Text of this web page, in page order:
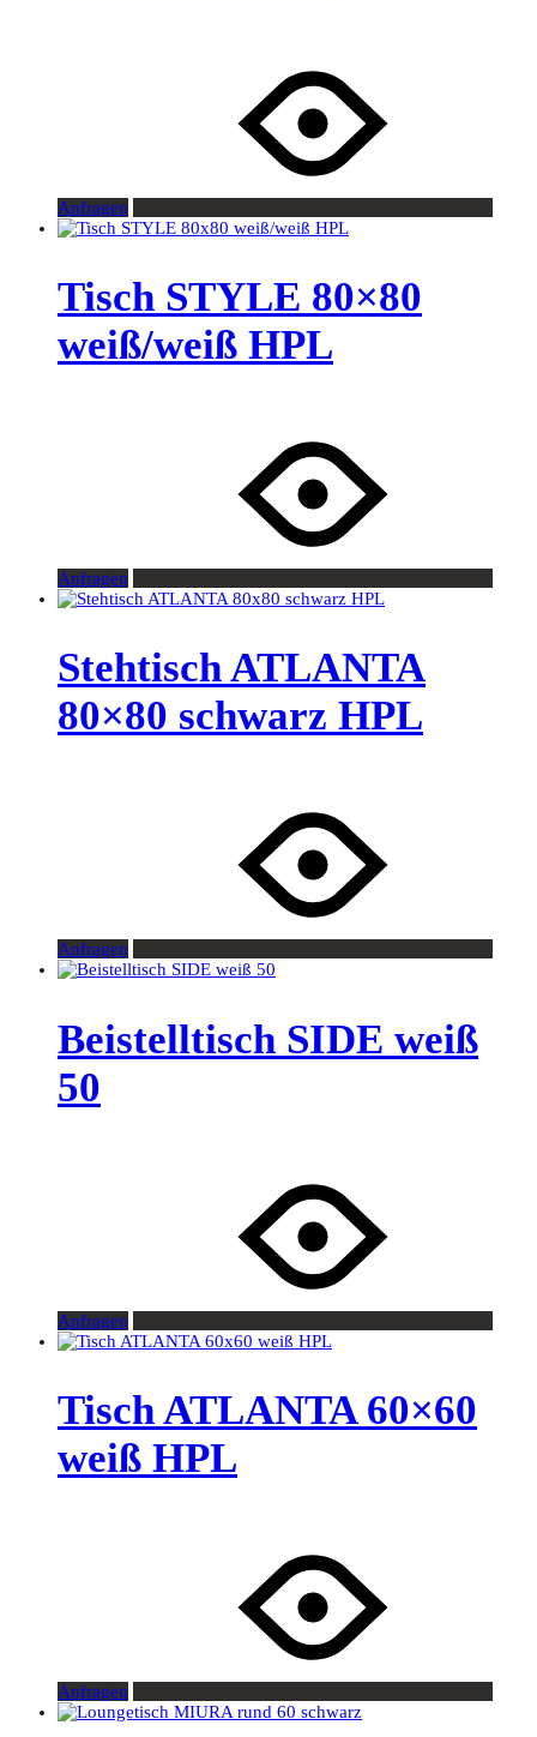
Anfragen
Tisch STYLE 80×80
weiß/weiß HPL
Anfragen
Stehtisch ATLANTA
80×80 schwarz HPL
Anfragen
Beistelltisch SIDE weiß
50
Anfragen
Tisch ATLANTA 60×60
weiß HPL
Anfragen